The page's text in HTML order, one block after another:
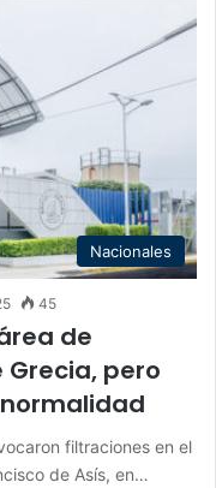
Nacionales
45
de
pero
filtraciones en el
de Asís, en…